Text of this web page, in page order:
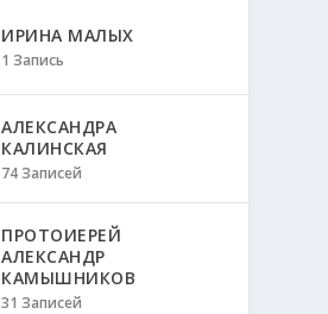
ИРИНА МАЛЫХ
1 Запись
АЛЕКСАНДРА
КАЛИНСКАЯ
74 Записей
ПРОТОИЕРЕЙ
АЛЕКСАНДР
КАМЫШНИКОВ
31 Записей